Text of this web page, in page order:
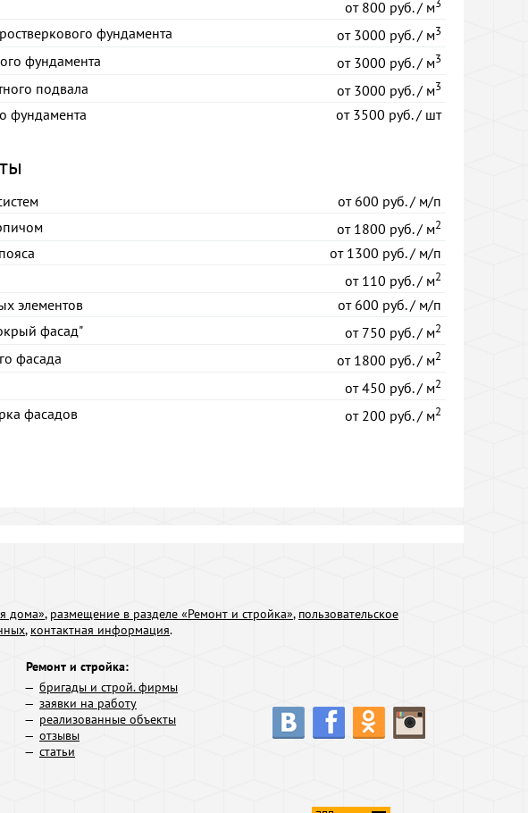
от800 руб. / м
фундамента от3000 руб. / м3
фундамента от3000 руб. / м3
подвала от3000 руб. / м3
фундамента от3500 руб. / шт
от600 руб. / м/п
от1800 руб. / м2
от1300 руб. / м/п
от110 руб. / м2
элементов от600 руб. / м/п
фасад"
от750 руб. / м2
фасада от1800 руб. / м2
от450 руб. / м2
фасадов от200 руб. / м2
дома», размещение в разделе «Ремонт и стройка», пользовательское
, контактная информация.
Ремонт и стройка:
бригады и строй. фирмы
заявки на работу
реализованные объекты
отзывы
статьи